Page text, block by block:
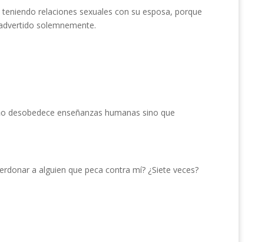
relaciones sexuales con su esposa, porque
solemnemente.
desobedece enseñanzas humanas sino que
a alguien que peca contra mí? ¿Siete veces?